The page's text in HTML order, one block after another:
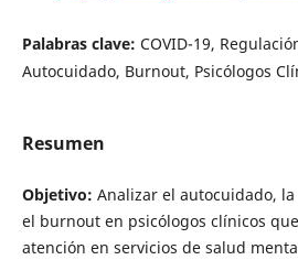
Palabras clave: COVID-19,
Autocuidado, Burnout, Psicólogos
Resumen
Objetivo: Analizar el autocuidado,
el burnout en psicólogos clínicos
atención en servicios de salud